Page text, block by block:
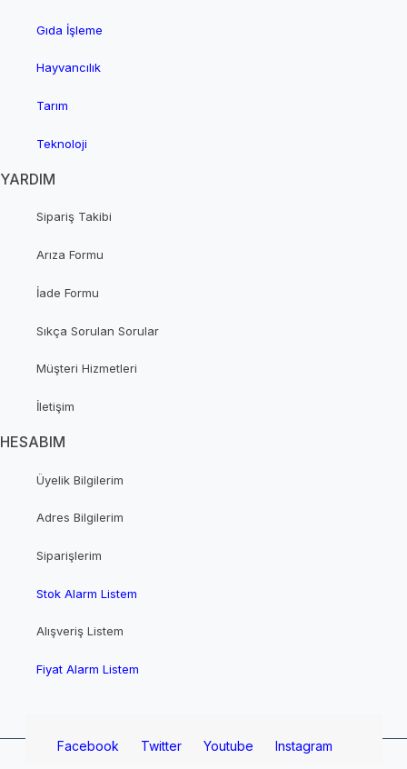
Gıda İşleme
Hayvancılık
Tarım
Teknoloji
YARDIM
Sipariş Takibi
Arıza Formu
İade Formu
Sıkça Sorulan Sorular
Müşteri Hizmetleri
İletişim
HESABIM
Üyelik Bilgilerim
Adres Bilgilerim
Siparişlerim
Stok Alarm Listem
Alışveriş Listem
Fiyat Alarm Listem
Facebook Twitter Youtube Instagram